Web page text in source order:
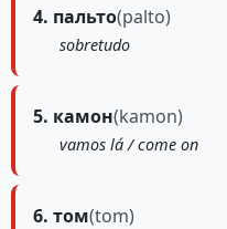
4. пальто(palto)
sobretudo
5. камон(kamon)
vamos lá / come on
6. том(tom)